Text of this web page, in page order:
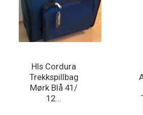
Hls Cordura
Trekkspillbag
Mørk Blå 41/
12...